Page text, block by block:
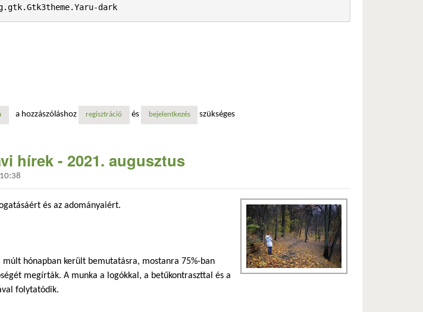
dark
beállítása a flatpak alkalmazásokban tartalommal kapcsolatosan
a hozzászóláshoz regisztráció és bejelentkezés szükséges
hírek - 2021. augusztus
és az adományaiért.
hónapban került bemutatásra, mostanra 75%-ban
megírták. A munka a logókkal, a betűkontraszttal és a
folytatódik.